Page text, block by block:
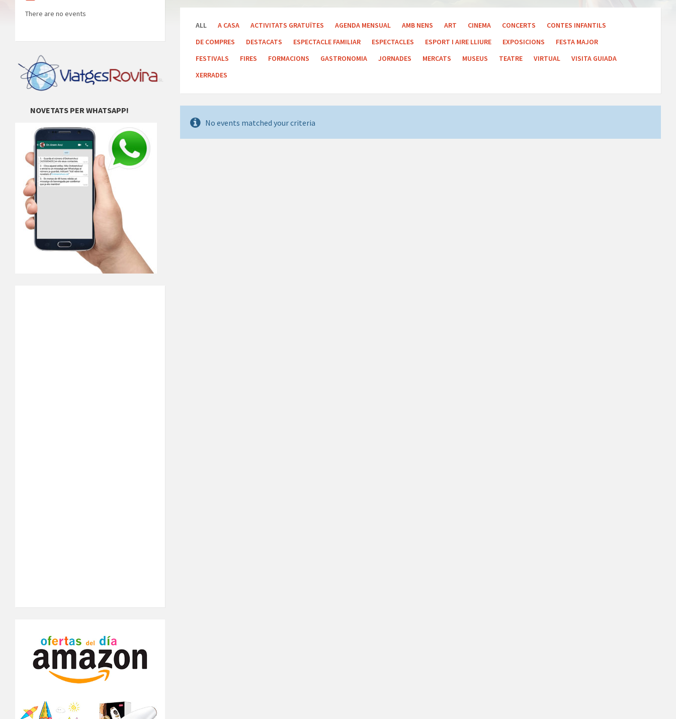
ALL A CASA ACTIVITATS GRATUÏTES AGENDA MENSUAL AMB NENS ART CINEMA CONCERTS
CONTES INFANTILS
DE COMPRES
DESTACATS ESPECTACLE FAMILIAR ESPECTACLES ESPORT I AIRE LLIURE EXPOSICIONS
FESTA MAJOR
FESTIVALS
FIRES FORMACIONS GASTRONOMIA JORNADES MERCATS MUSEUS TEATRE VIRTUAL
VISITA GUIADA
XERRADES
No events matched your criteria
There are no events
NOVETATS PER WHATSAPP!